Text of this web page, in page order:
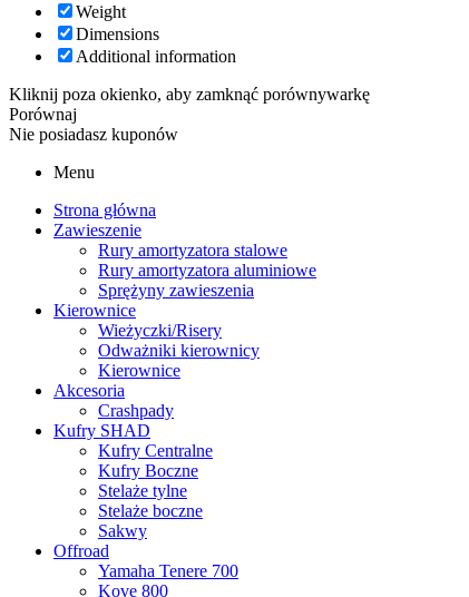
Weight
Dimensions
Additional information
Kliknij poza okienko, aby zamknąć porównywarkę
Porównaj
Nie posiadasz kuponów
Menu
Strona główna
Zawieszenie
Rury amortyzatora stalowe
Rury amortyzatora aluminiowe
Sprężyny zawieszenia
Kierownice
Wieżyczki/Risery
Odważniki kierownicy
Kierownice
Akcesoria
Crashpady
Kufry SHAD
Kufry Centralne
Kufry Boczne
Stelaże tylne
Stelaże boczne
Sakwy
Offroad
Yamaha Tenere 700
Kove 800